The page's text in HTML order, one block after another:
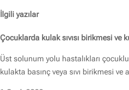
İlgili yazılar
Çocuklarda kulak sıvısı birikmesi ve
Üst solunum yolu hastalıkları
kulakta basınç veya sıvı birikmesi ve